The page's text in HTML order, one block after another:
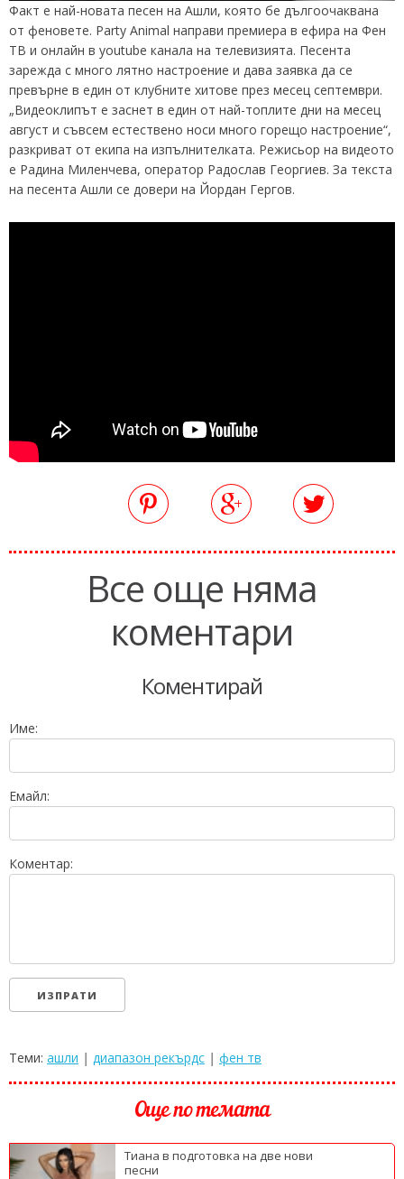
Факт е най-новата песен на Ашли, която бе дългоочаквана
от феновете. Party Animal направи премиера в ефира на Фен
ТВ и онлайн в youtube канала на телевизията. Песента
зарежда с много лятно настроение и дава заявка да се
превърне в един от клубните хитове през месец септември.
„Видеоклипът е заснет в един от най-топлите дни на месец
август и съвсем естествено носи много горещо настроение“,
разкриват от екипа на изпълнителката. Режисьор на видеото
е Радина Миленчева, оператор Радослав Георгиев. За текста
на песента Ашли се довери на Йордан Гергов.
Все още няма
коментари
Коментирай
Име:
Емайл:
Коментар:
Теми: ашли | диапазон рекърдс | фен тв
Още по темата
Тиана в подготовка на две нови
песни